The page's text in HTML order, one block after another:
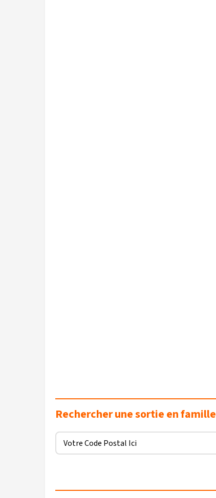
Rechercher une sortie en famille